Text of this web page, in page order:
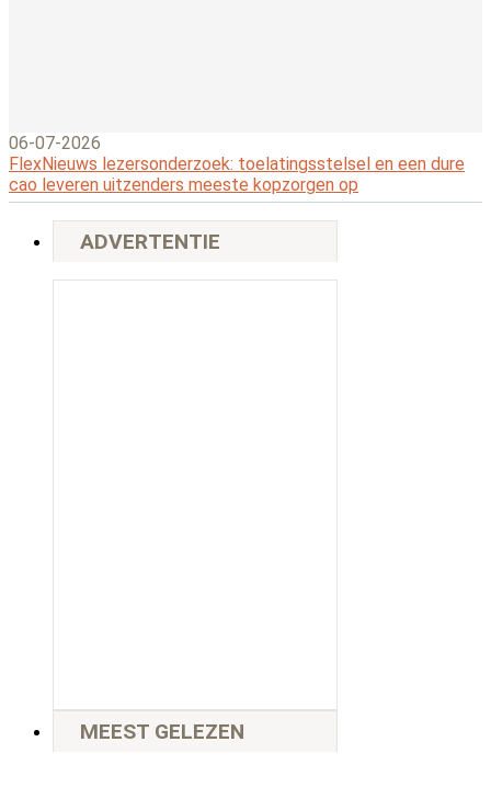
06-07-2026
FlexNieuws lezersonderzoek: toelatingsstelsel en een dure
cao leveren uitzenders meeste kopzorgen op
ADVERTENTIE
MEEST GELEZEN